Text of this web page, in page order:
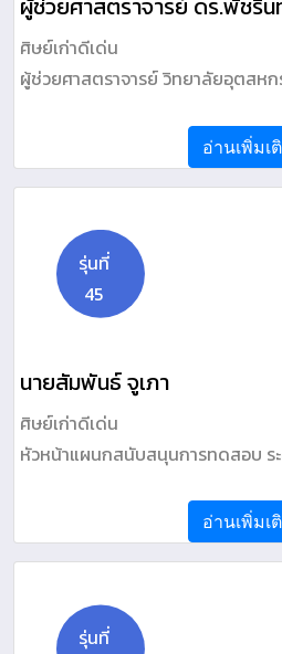
ผู้ช่วยศาสตราจารย์ ดร.พัชริ
ศิษย์เก่าดีเด่น
ผู้ช่วยศาสตราจารย์ วิทยาลัยอุตสห
อ่านเพิ่มเ
รุ่นที่
45
นายสัมพันธ์ จูเภา
ศิษย์เก่าดีเด่น
หัวหน้าแผนกสนับสนุนการทดสอบ ร
อ่านเพิ่มเ
รุ่นที่